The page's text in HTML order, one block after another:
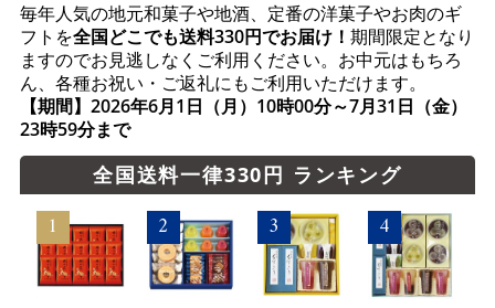
毎年人気の地元和菓子や地酒、定番の洋菓子やお肉のギ
フトを全国どこでも送料330円でお届け！ 期間限定となり
ますのでお見逃しなくご利用ください。お中元はもちろ
ん、各種お祝い・ご返礼にもご利用いただけます。
【期間】2026年6月1日（月）10時00分～7月31日（金）
23時59分まで
全国送料一律330円 ランキング